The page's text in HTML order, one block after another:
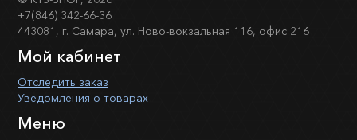
+7(846) 342-66-36
443081, г. Самара, ул. Ново-вокзальная 116, офис 216
Мой кабинет
Отследить заказ
Уведомления о товарах
Меню